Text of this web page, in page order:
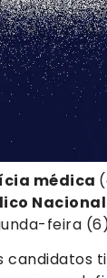
médica
feira
candidatos